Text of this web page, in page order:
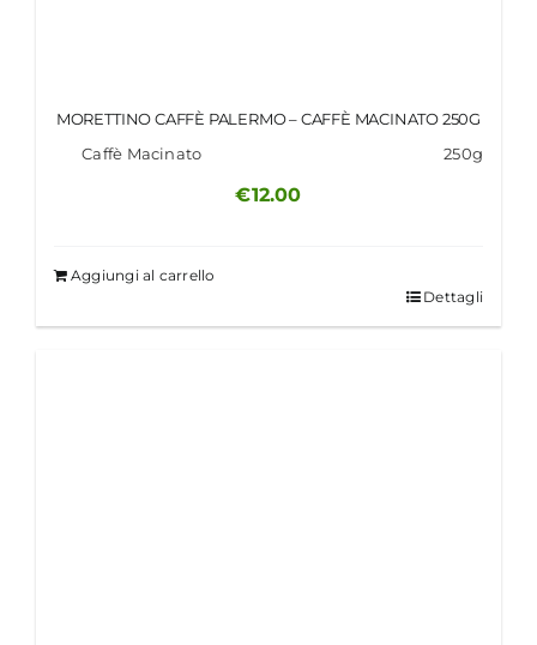
MORETTINO CAFFÈ PALERMO – CAFFÈ MACINATO 250G
Caffè Macinato
250g
€12.00
Aggiungi al carrello
Dettagli